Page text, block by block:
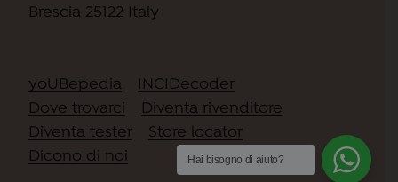
Brescia 25122 Italy
yoUBepedia
INCIDecoder
Dove trovarci
Diventa rivenditore
Diventa tester
Store locator
Dicono di noi
Hai bisogno di aiuto?